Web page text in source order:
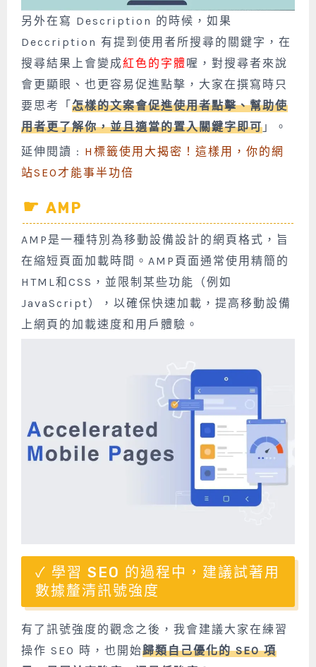
另外在寫 Description 的時候，如果
Deccription 有提到使用者所搜尋的關鍵字，在
搜尋結果上會變成紅色的字體喔，對搜尋者來說
會更顯眼、也更容易促進點擊，大家在撰寫時只
要思考「 怎樣的文案會促進使用者點擊、幫助使
用者更了解你，並且適當的置入關鍵字即可 」。
延伸閱讀 : H標籤使用大揭密！這樣用，你的網
站SEO才能事半功倍
AMP
AMP是一種特別為移動設備設計的網頁格式，旨
在縮短頁面加載時間。AMP頁面通常使用精簡的
HTML和CSS，並限制某些功能（例如
JavaScript），以確保快速加載，提高移動設備
上網頁的加載速度和用戶體驗。
學習 SEO 的過程中，建議試著用
數據釐清訊號強度
有了訊號強度的觀念之後，我會建議大家在練習
操作 SEO 時，也開始歸類自己優化的 SEO 項